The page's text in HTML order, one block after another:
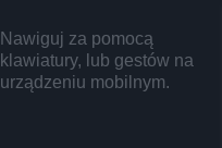
Nawiguj za pomocą
klawiatury, lub gestów na
urządzeniu mobilnym.